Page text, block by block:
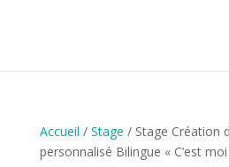
Accueil / Stage / Stage Création
personnalisé Bilingue « C’est